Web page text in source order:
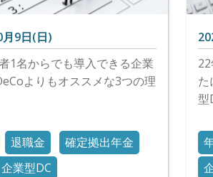
9日(日)
1名からでも導入できる企業
よりもオススメな3つの理
退職金
確定拠出年金
企業型DC
た
型